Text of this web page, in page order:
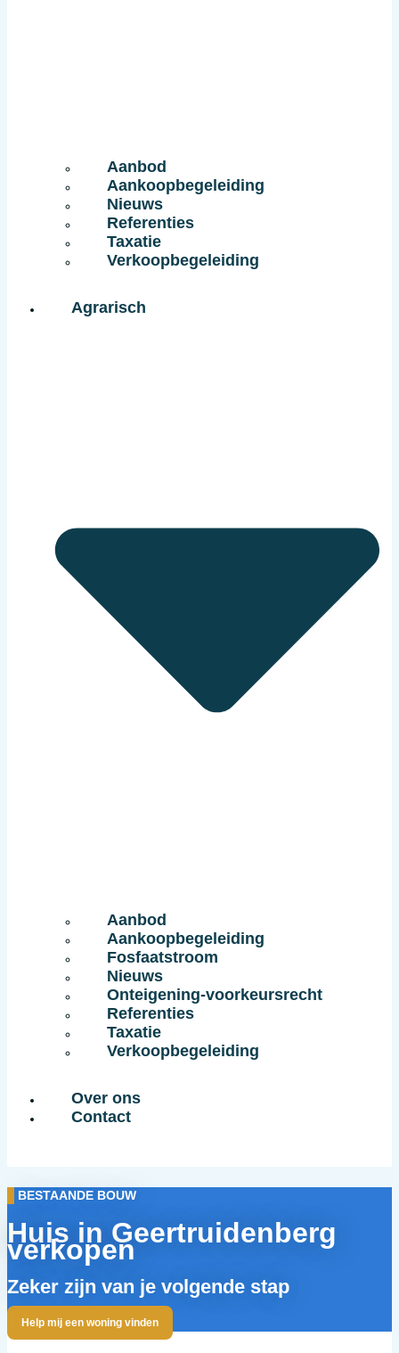
Aanbod
Aankoopbegeleiding
Nieuws
Referenties
Taxatie
Verkoopbegeleiding
Agrarisch
Aanbod
Aankoopbegeleiding
Fosfaatstroom
Nieuws
Onteigening-voorkeursrecht
Referenties
Taxatie
Verkoopbegeleiding
Over ons
Contact
BESTAANDE BOUW
Huis in Geertruidenberg
verkopen
Zeker zijn van je volgende stap
Help mij een woning vinden